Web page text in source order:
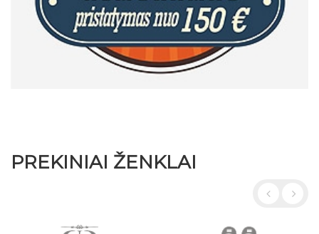
PREKINIAI ŽENKLAI